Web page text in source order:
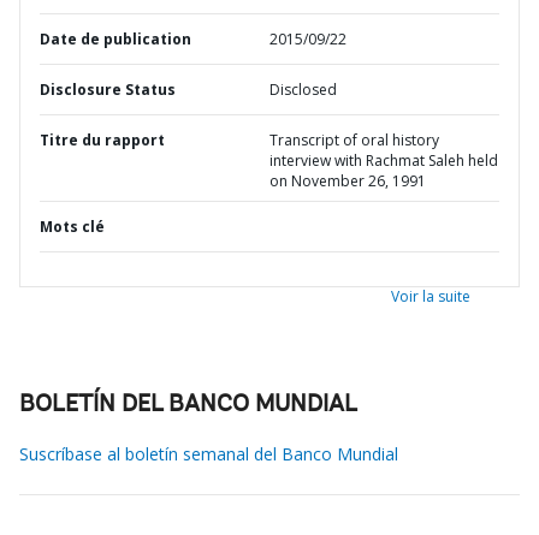
Date de publication 2015/09/22
Disclosure Status Disclosed
Titre du rapport
Transcript of oral history
interview with Rachmat Saleh held
on November 26, 1991
Mots clé
Voir la suite
BOLETÍN DEL BANCO MUNDIAL
Suscríbase al boletín semanal del Banco Mundial